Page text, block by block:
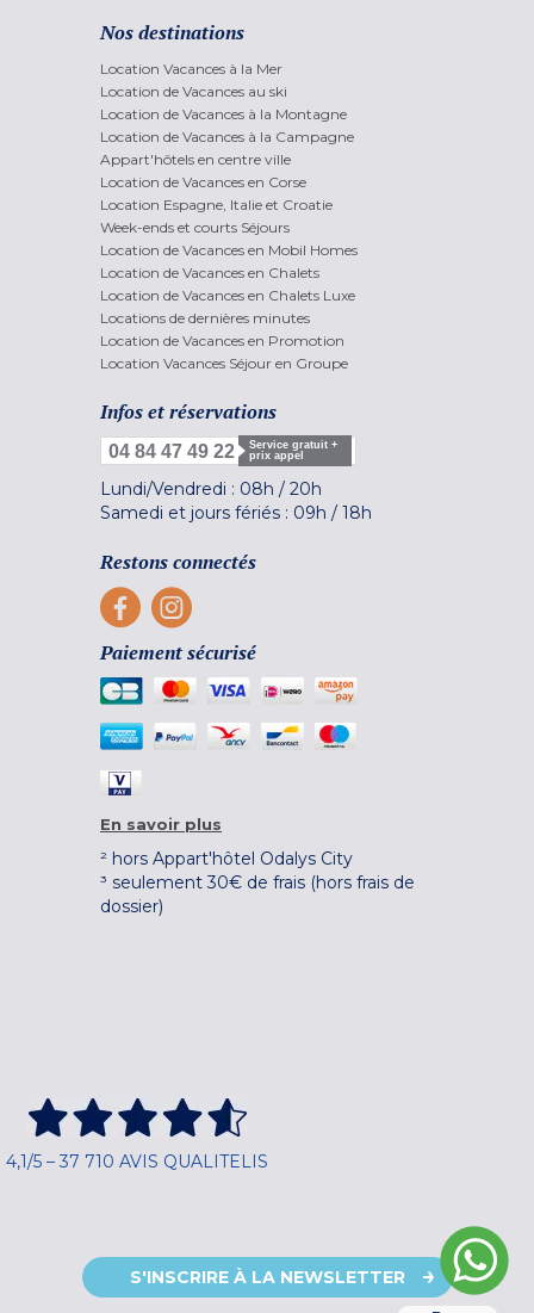
Nos destinations
Location Vacances à la Mer
Location de Vacances au ski
Location de Vacances à la Montagne
Location de Vacances à la Campagne
Appart'hôtels en centre ville
Location de Vacances en Corse
Location Espagne, Italie et Croatie
Week-ends et courts Séjours
Location de Vacances en Mobil Homes
Location de Vacances en Chalets
Location de Vacances en Chalets Luxe
Locations de dernières minutes
Location de Vacances en Promotion
Location Vacances Séjour en Groupe
Infos et réservations
04 84 47 49 22
Service gratuit +
prix appel
Lundi/Vendredi : 08h / 20h
Samedi et jours fériés : 09h / 18h
Restons connectés
Paiement sécurisé
En savoir plus
² hors Appart'hôtel Odalys City
³ seulement 30€ de frais (hors frais de
dossier)
4,1/5 – 37 710 AVIS QUALITELIS
S'INSCRIRE À LA NEWSLETTER